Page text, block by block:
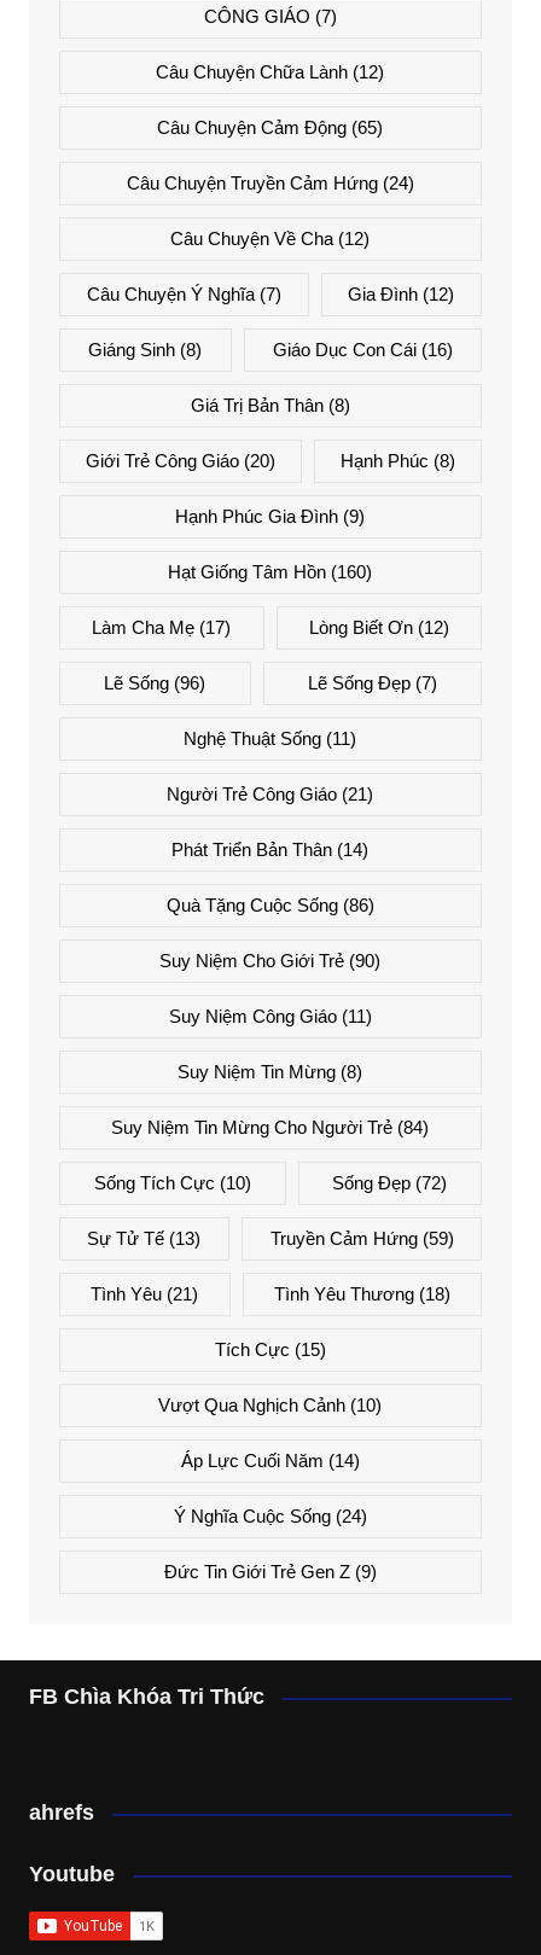
CÔNG GIÁO (7)
Câu Chuyện Chữa Lành (12)
Câu Chuyện Cảm Động (65)
Câu Chuyện Truyền Cảm Hứng(24)
Câu Chuyện Về Cha (12)
Câu Chuyện Ý Nghĩa(7) Gia Đình (12)
Giáng Sinh (8) Giáo Dục Con Cái(16)
Giá Trị Bản Thân(8)
Giới Trẻ Công Giáo(20) Hạnh Phúc (8)
Hạnh Phúc Gia Đình (9)
Hạt Giống Tâm Hồn (160)
Làm Cha Mẹ (17) Lòng Biết Ơn(12)
Lẽ Sống (96) Lẽ Sống Đẹp(7)
Nghệ Thuật Sống (11)
Người Trẻ Công Giáo (21)
Phát Triển Bản Thân (14)
Quà Tặng Cuộc Sống(86)
Suy Niệm Cho Giới Trẻ (90)
Suy Niệm Công Giáo(11)
Suy Niệm Tin Mừng (8)
Suy Niệm Tin Mừng Cho Người Trẻ (84)
Sống Tích Cực (10) Sống Đẹp (72)
Sự Tử Tế (13) Truyền Cảm Hứng(59)
Tình Yêu (21) Tình Yêu Thương(18)
Tích Cực (15)
Vượt Qua Nghịch Cảnh (10)
Áp Lực Cuối Năm (14)
Ý Nghĩa Cuộc Sống(24)
Đức Tin Giới Trẻ Gen Z(9)
FB Chìa Khóa Tri Thức
ahrefs
Youtube